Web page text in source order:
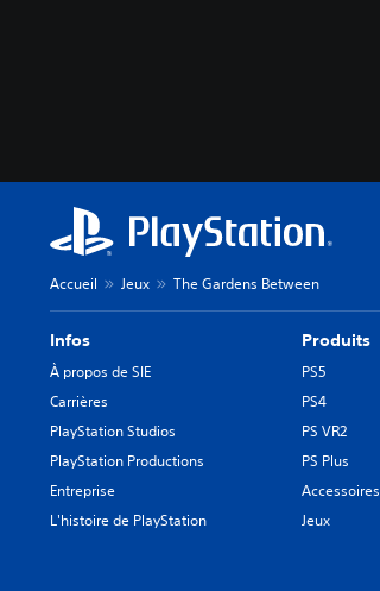
Accueil Jeux The Gardens Between
Infos
À propos de SIE
Carrières
PlayStation Studios
PlayStation Productions
Entreprise
L'histoire de PlayStation
Produits
PS5
PS4
PS VR2
PS Plus
Accessoires
Jeux